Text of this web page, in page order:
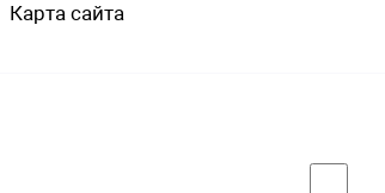
Карта сайта